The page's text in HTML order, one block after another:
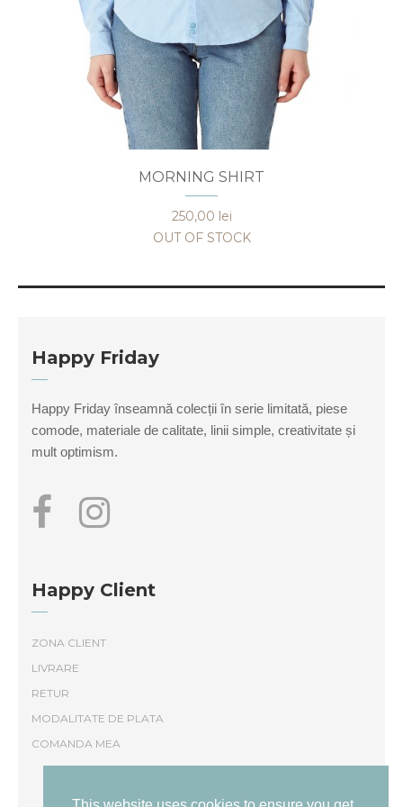
produs
mai
multe
Opțiunile
produsului.
MORNING SHIRT
250,00 lei
OUT OF STOCK
Happy Friday
Happy Friday înseamnă colecții în serie limitată, piese
comode, materiale de calitate, linii simple, creativitate și
mult optimism.
Happy Client
ZONA CLIENT
LIVRARE
RETUR
MODALITATE DE PLATA
COMANDA MEA